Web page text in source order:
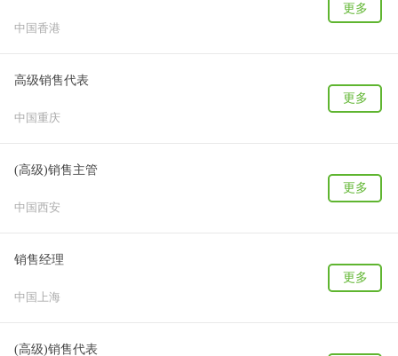
中国香港
更多
高级销售代表
中国重庆
更多
(高级)销售主管
中国西安
更多
销售经理
中国上海
更多
(高级)销售代表